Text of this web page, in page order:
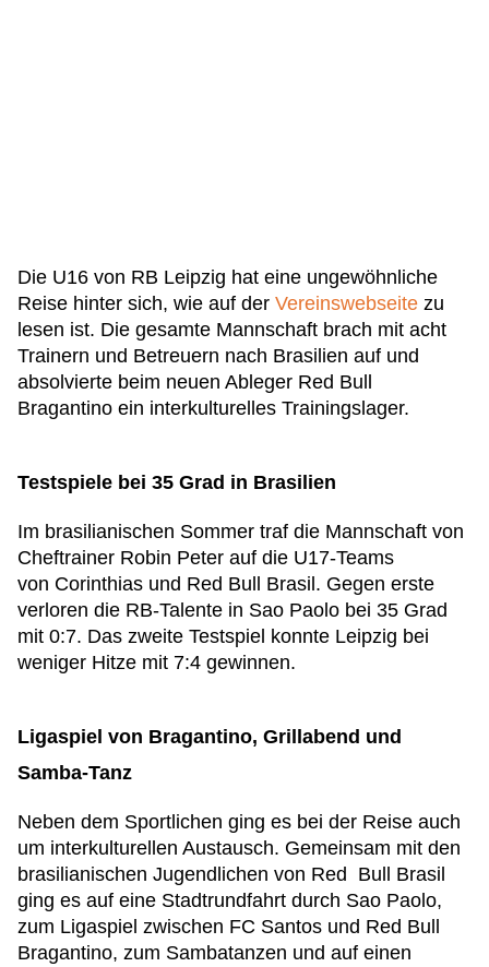
Die U16 von RB Leipzig hat eine ungewöhnliche
Reise hinter sich, wie auf der Vereinswebseite zu
lesen ist. Die gesamte Mannschaft brach mit acht
Trainern und Betreuern nach Brasilien auf und
absolvierte beim neuen Ableger Red Bull
Bragantino ein interkulturelles Trainingslager.
Testspiele bei 35 Grad in Brasilien
Im brasilianischen Sommer traf die Mannschaft von
Cheftrainer Robin Peter auf die U17-Teams
von Corinthias und Red Bull Brasil. Gegen erste
verloren die RB-Talente in Sao Paolo bei 35 Grad
mit 0:7. Das zweite Testspiel konnte Leipzig bei
weniger Hitze mit 7:4 gewinnen.
Ligaspiel von Bragantino, Grillabend und
Samba-Tanz
Neben dem Sportlichen ging es bei der Reise auch
um interkulturellen Austausch. Gemeinsam mit den
brasilianischen Jugendlichen von Red Bull Brasil
ging es auf eine Stadtrundfahrt durch Sao Paolo,
zum Ligaspiel zwischen FC Santos und Red Bull
Bragantino, zum Sambatanzen und auf einen